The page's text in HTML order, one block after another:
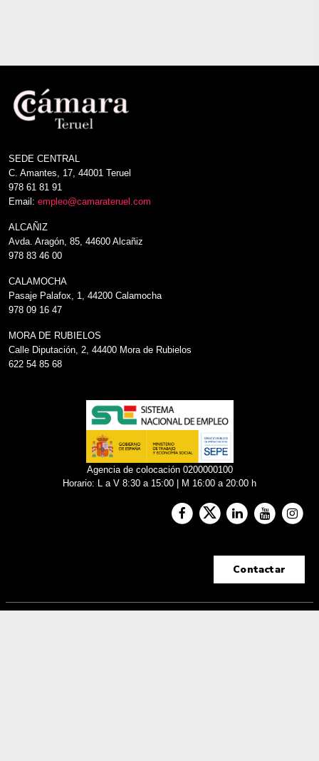
SEDE CENTRAL
C. Amantes, 17, 44001 Teruel
978 61 81 91
Email: empleo@camarateruel.com
ALCAÑIZ
Avda. Aragón, 85, 44600 Alcañiz
978 83 46 00
CALAMOCHA
Pasaje Palafox, 1, 44200 Calamocha
978 09 16 47
MORA DE RUBIELOS
Calle Diputación, 2, 44400 Mora de Rubielos
622 54 85 68
Agencia de colocación 0200000100
Horario: L a V 8:30 a 15:00 | M 16:00 a 20:00 h
Contactar